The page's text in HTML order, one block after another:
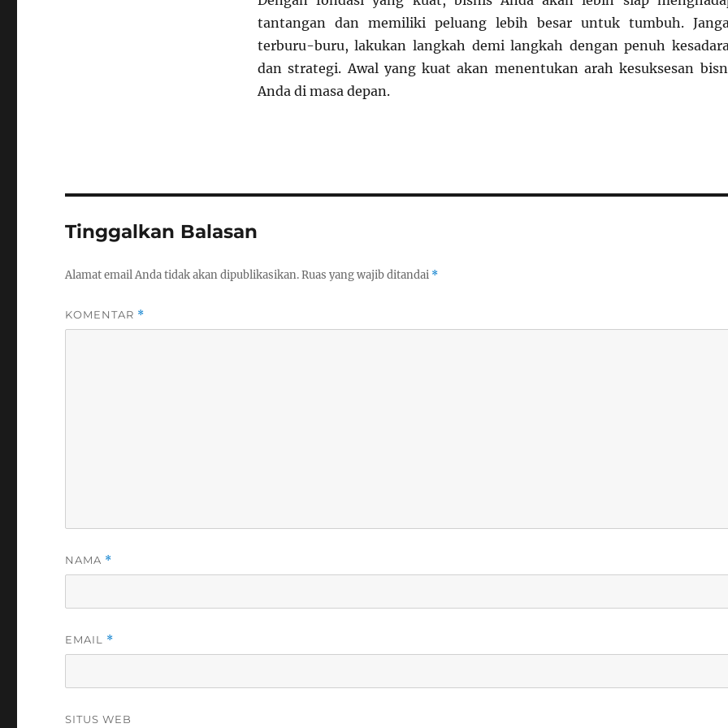
tantangan dan memiliki peluang lebih besar untuk tumbuh.
terburu-buru, lakukan langkah demi langkah dengan penuh
dan strategi. Awal yang kuat akan menentukan arah kesuksesan
Anda di masa depan.
Tinggalkan Balasan
Alamat email Anda tidak akan dipublikasikan.Ruas yang wajib ditandai *
KOMENTAR *
NAMA *
EMAIL *
SITUS WEB